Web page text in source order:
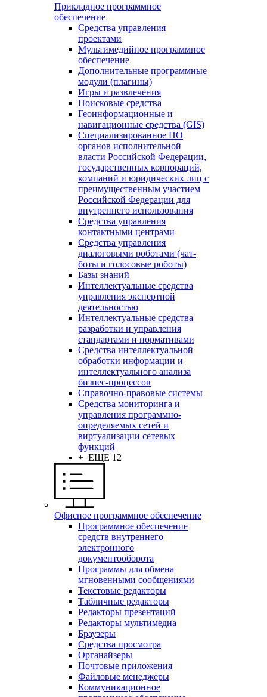
Прикладное программное
обеспечение
Средства управления
проектами
Мультимедийное программное
обеспечение
Дополнительные программные
модули (плагины)
Игры и развлечения
Поисковые средства
Геоинформационные и
навигационные средства (GIS)
Специализированное ПО
органов исполнительной
власти Российской Федерации,
государственных корпораций,
компаний и юридических лиц с
преимущественным участием
Российской Федерации для
внутреннего использования
Средства управления
контактными центрами
Средства управления
диалоговыми роботами (чат-
боты и голосовые роботы)
Базы знаний
Интеллектуальные средства
управления экспертной
деятельностью
Интеллектуальные средства
разработки и управления
стандартами и нормативами
Средства интеллектуальной
обработки информации и
интеллектуального анализа
бизнес-процессов
Справочно-правовые системы
Средства мониторинга и
управления программно-
определяемых сетей и
виртуализации сетевых
функций
+ ЕЩЕ 12
Офисное программное обеспечение
Программное обеспечение
средств внутреннего
электронного
документооборота
Программы для обмена
мгновенными сообщениями
Текстовые редакторы
Табличные редакторы
Редакторы презентаций
Редакторы мультимедиа
Браузеры
Средства просмотра
Органайзеры
Почтовые приложения
Файловые менеджеры
Коммуникационное